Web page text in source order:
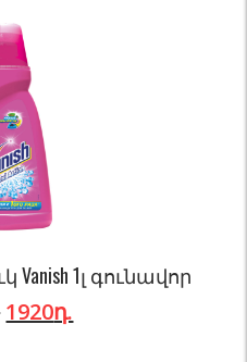
1լ գունավոր
1920դ.